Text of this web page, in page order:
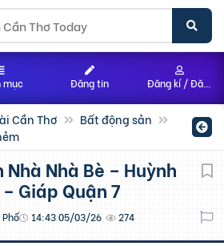
Cần Thơ
Bất động sản
Nhà Nhà Bè – Huỳnh
Giáp Quận 7
14:43 05/03/26 274
mục Đăng tin